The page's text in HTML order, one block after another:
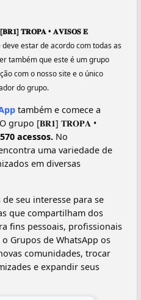
️[𝐁𝐑𝟏] 𝐓𝐑𝐎𝐏𝐀 • 𝐀𝐕𝐈𝐒𝐎𝐒 𝐄
estar de acordo com todas as
também que este é um grupo
com o nosso site e o único
do grupo.
também e comece a
grupo ️[𝐁𝐑𝟏] 𝐓𝐑𝐎𝐏𝐀 •
570 acessos. No
uma variedade de
em diversas
seu interesse para se
que compartilham dos
fins pessoais, profissionais
Grupos de WhatsApp os
comunidades, trocar
e expandir seus